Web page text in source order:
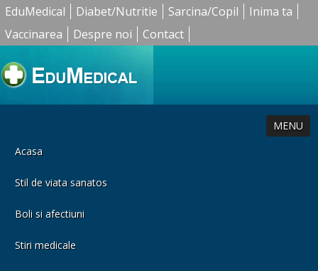
EduMedical Diabet/Nutritie Sarcina/Copil
Inima ta
Vaccinarea
Despre noi Contact
MENU
Acasa
Stil de viata sanatos
Boli si afectiuni
Stiri medicale